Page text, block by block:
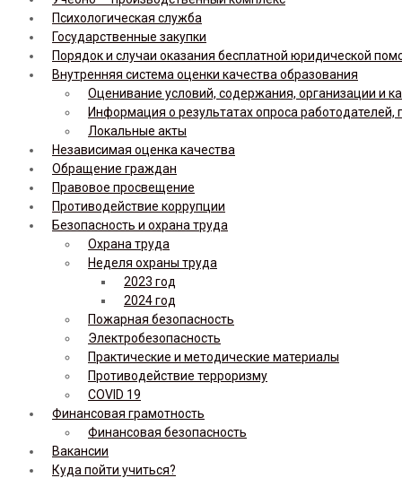
Психологическая служба
Государственные закупки
Порядок и случаи оказания бесплатной юридической
Внутренняя система оценки качества образования
Оценивание условий, содержания, организации и
Информация о результатах опроса
Локальные акты
Независимая оценка качества
Обращение граждан
Правовое просвещение
Противодействие коррупции
Безопасность и охрана труда
Охрана труда
Неделя охраны труда
2023 год
2024 год
Пожарная безопасность
Электробезопасность
Практические и методические материалы
Противодействие терроризму
COVID 19
Финансовая грамотность
Финансовая безопасность
Вакансии
Куда пойти учиться?